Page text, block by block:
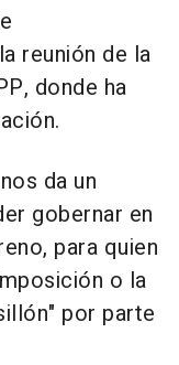
reunión de la
donde ha
da un
gobernar en
para quien
o la
por parte